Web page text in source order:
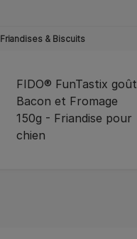
Friandises & Biscuits
FIDO® FunTastix goût
Bacon et Fromage
150g - Friandise pour
chien